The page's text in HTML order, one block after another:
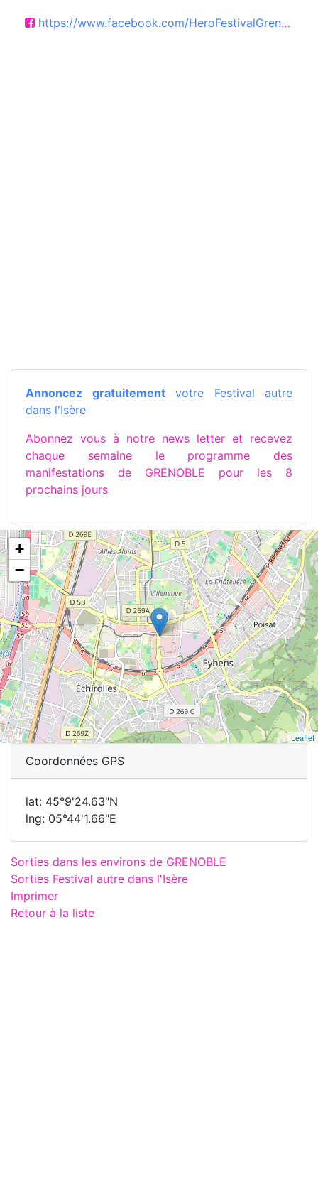
https://www.facebook.com/HeroFestivalGrenoble
Annoncez gratuitementvotre Festival autre
dans l'Isère
Abonnez vous à notre news letter et recevez
chaque semaine le programme des
manifestations de GRENOBLE pour les 8
prochains jours
+
−
Leaflet
Coordonnées GPS
lat: 45°9'24.63"N
lng: 05°44'1.66"E
Sorties dans les environs de GRENOBLE
Sorties Festival autre dans l'Isère
Imprimer
Retour à la liste